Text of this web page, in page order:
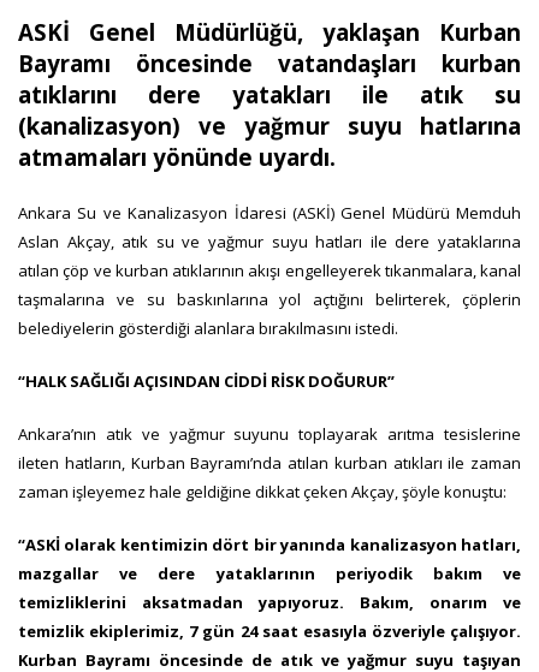
ASKİ Genel Müdürlüğü, yaklaşan Kurban
Bayramı öncesinde vatandaşları kurban
atıklarını dere yatakları ile atık su
(kanalizasyon) ve yağmur suyu hatlarına
atmamaları yönünde uyardı.
Ankara Su ve Kanalizasyon İdaresi (ASKİ) Genel Müdürü Memduh
Aslan Akçay, atık su ve yağmur suyu hatları ile dere yataklarına
atılan çöp ve kurban atıklarının akışı engelleyerek tıkanmalara, kanal
taşmalarına ve su baskınlarına yol açtığını belirterek, çöplerin
belediyelerin gösterdiği alanlara bırakılmasını istedi.
“HALK SAĞLIĞI AÇISINDAN CİDDİ RİSK DOĞURUR”
Ankara’nın atık ve yağmur suyunu toplayarak arıtma tesislerine
ileten hatların, Kurban Bayramı’nda atılan kurban atıkları ile zaman
zaman işleyemez hale geldiğine dikkat çeken Akçay, şöyle konuştu:
“ASKİ olarak kentimizin dört bir yanında kanalizasyon hatları,
mazgallar ve dere yataklarının periyodik bakım ve
temizliklerini aksatmadan yapıyoruz. Bakım, onarım ve
temizlik ekiplerimiz, 7 gün 24 saat esasıyla özveriyle çalışıyor.
Kurban Bayramı öncesinde de atık ve yağmur suyu taşıyan